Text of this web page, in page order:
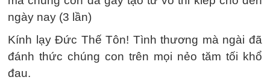
ngày nay (3 lần)
Kính lạy Đức Thế Tôn! Tình thương mà ngài đã
đánh thức chúng con trên mọi nẻo tăm tối khổ
đau.